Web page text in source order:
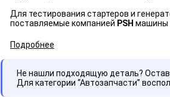
Для тестирования стартеров и
поставляемые компанией PSH машины
Подробнее
Не нашли подходящую деталь?
Для категории “Автозапчасти”